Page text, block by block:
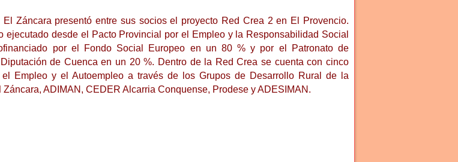
Záncara presentó entre sus socios el proyecto Red Crea 2 en El Provencio.
ejecutado desde el Pacto Provincial por el Empleo y la Responsabilidad Social
por el Fondo Social Europeo en un 80 % y por el Patronato de
de Cuenca en un 20 %. Dentro de la Red Crea se cuenta con cinco
Empleo y el Autoempleo a través de los Grupos de Desarrollo Rural de la
ADIMAN, CEDER Alcarria Conquense, Prodese y ADESIMAN.